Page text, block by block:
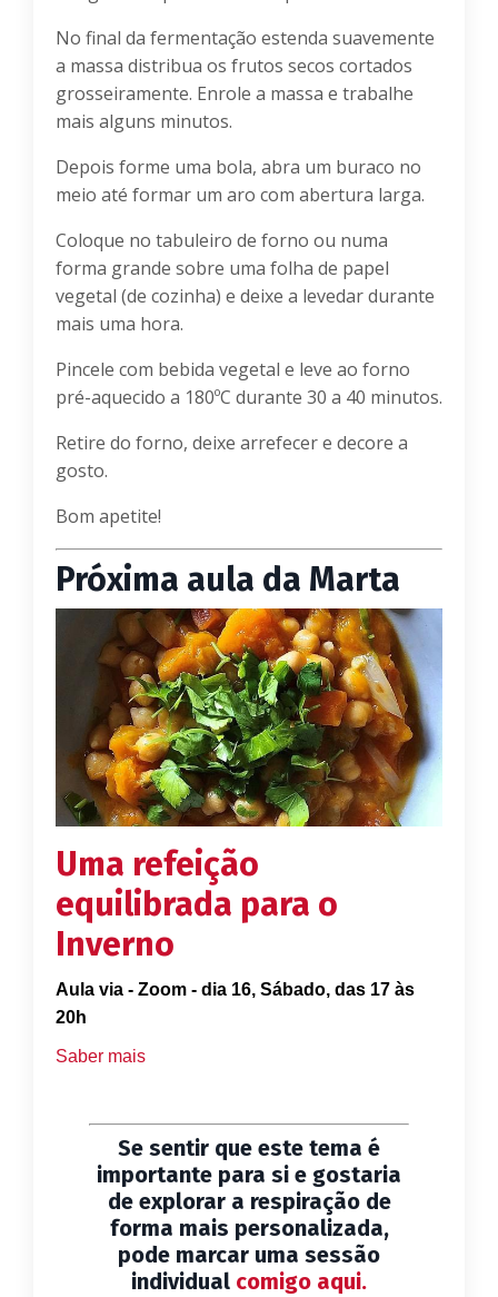
No final da fermentação estenda suavemente
a massa distribua os frutos secos cortados
grosseiramente. Enrole a massa e trabalhe
mais alguns minutos.
Depois forme uma bola, abra um buraco no
meio até formar um aro com abertura larga.
Coloque no tabuleiro de forno ou numa
forma grande sobre uma folha de papel
vegetal (de cozinha) e deixe a levedar durante
mais uma hora.
Pincele com bebida vegetal e leve ao forno
pré-aquecido a 180ºC durante 30 a 40 minutos.
Retire do forno, deixe arrefecer e decore a
gosto.
Bom apetite!
Próxima aula da Marta
Uma refeição
equilibrada para o
Inverno
Aula via - Zoom - dia 16, Sábado, das 17 às
20h
Saber mais
Se sentir que este tema é
importante para si e gostaria
de explorar a respiração de
forma mais personalizada,
pode marcar uma sessão
individual comigo aqui.